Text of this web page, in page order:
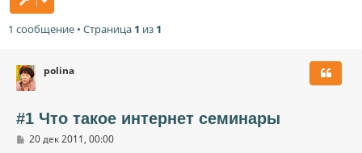
1 сообщение • Страница 1 из 1
polina
#1 Что такое интернет семинары
С
20 дек 2011, 00:00